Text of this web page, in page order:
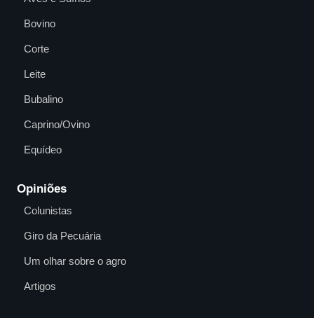
Bovino
Corte
Leite
Bubalino
Caprino/Ovino
Equídeo
Opiniões
Colunistas
Giro da Pecuária
Um olhar sobre o agro
Artigos